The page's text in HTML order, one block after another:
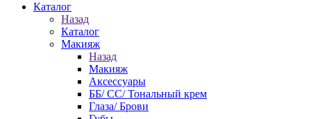
Каталог
Назад
Каталог
Макияж
Назад
Макияж
Аксессуары
ББ/ СС/ Тональный крем
Глаза/ Брови